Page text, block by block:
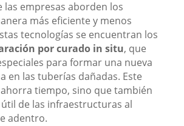
empresas aborden los
más eficiente y menos
tecnologías se encuentran los
por curado in situ, que
para formar una nueva
en las tuberías dañadas. Este
tiempo, sino que también
de las infraestructuras al
adentro.